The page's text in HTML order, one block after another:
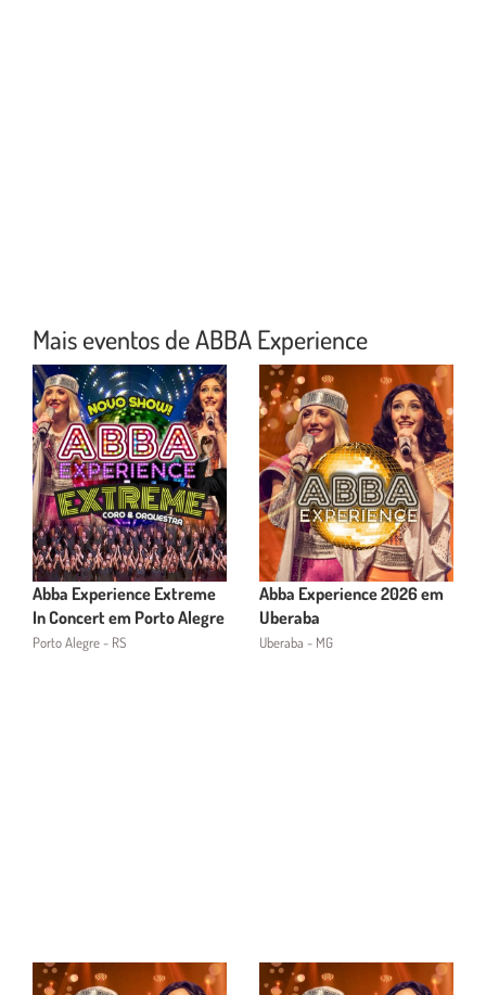
Mais eventos de ABBA Experience
Abba Experience Extreme
In Concert em Porto Alegre
Porto Alegre - RS
Abba Experience 2026 em
Uberaba
Uberaba - MG